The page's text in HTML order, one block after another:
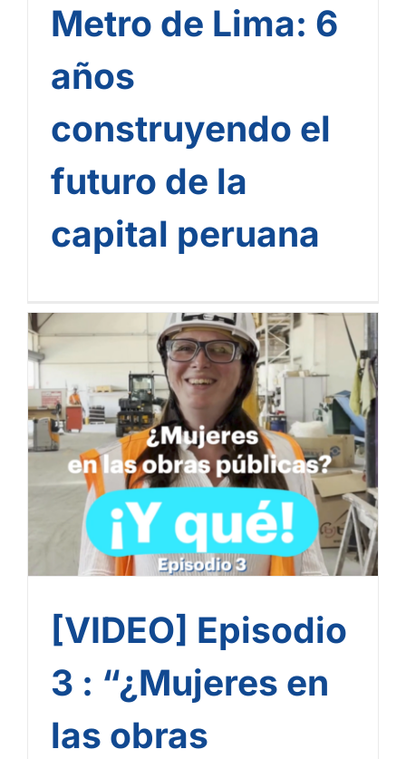
Metro de Lima: 6
años
construyendo el
futuro de la
capital peruana
[VIDEO] Episodio 3 :
“¿Mujeres en las obras
públicas? ¡Y qué!”
[VIDEO] Episodio
3 : “¿Mujeres en
las obras